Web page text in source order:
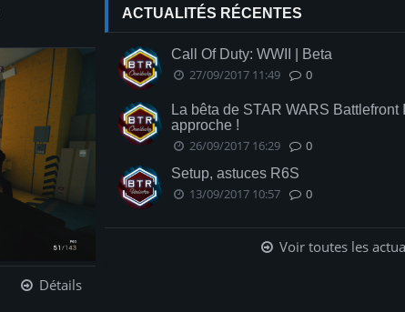
Détails
ACTUALITÉS RÉCENTES
Call Of Duty: WWII | Beta
27/09/2017 11:49 0
La bêta de STAR WARS Battlefront II
approche !
26/09/2017 16:29 0
Setup, astuces R6S
13/09/2017 10:57 0
Voir toutes les